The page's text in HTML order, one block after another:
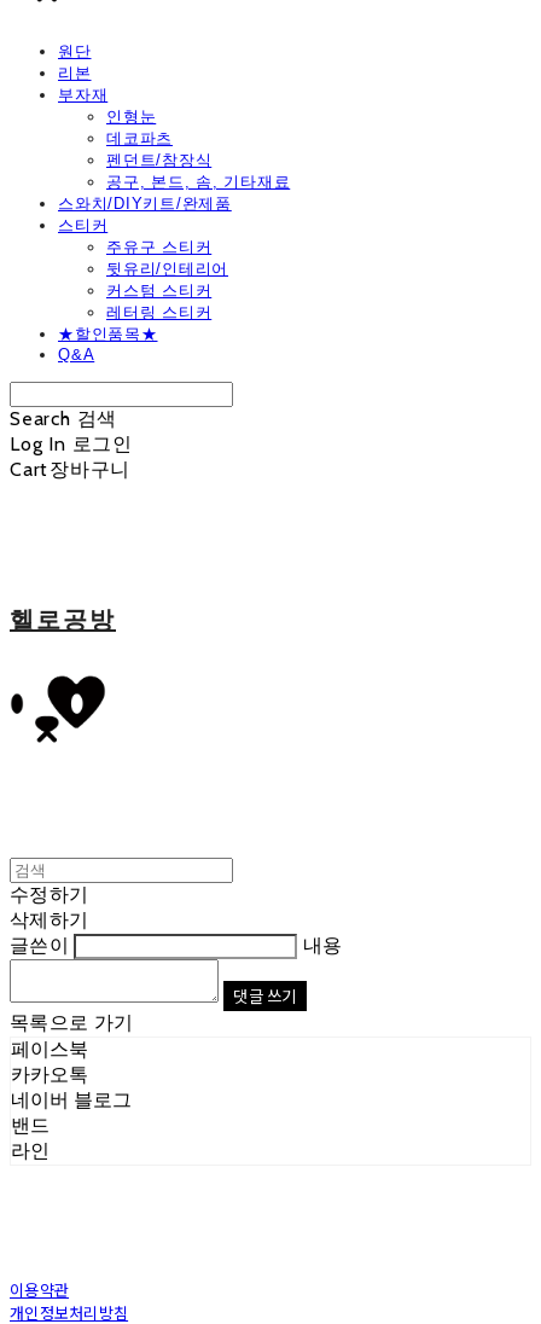
원단
리본
부자재
인형눈
데코파츠
펜던트/참장식
공구, 본드, 솜, 기타재료
스와치/DIY키트/완제품
스티커
주유구 스티커
뒷유리/인테리어
커스텀 스티커
레터링 스티커
★할인품목★
Q&A
Search 검색
Log In 로그인
Cart장바구니
헬로공방
수정하기
삭제하기
글쓴이
내용
댓글 쓰기
목록으로 가기
페이스북
카카오톡
네이버 블로그
밴드
라인
이용약관
개인정보처리방침